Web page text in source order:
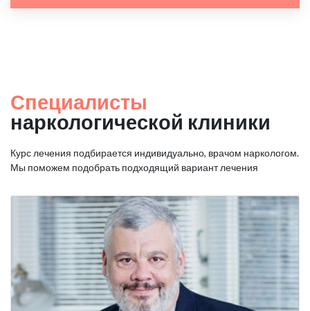
Специалисты
наркологической клиники
Курс лечения подбирается индивидуально, врачом наркологом.
Мы поможем подобрать подходящий вариант лечения